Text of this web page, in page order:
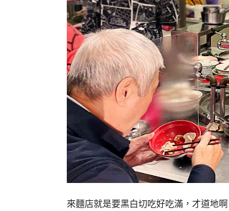
來麵店就是要黑白切吃好吃滿，才道地